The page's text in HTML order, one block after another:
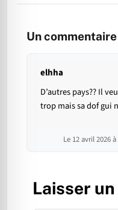
Un commentaire
elhha
D’autres pays?? Il
trop mais sa dof gui
Le 12 avril 2026
Laisser